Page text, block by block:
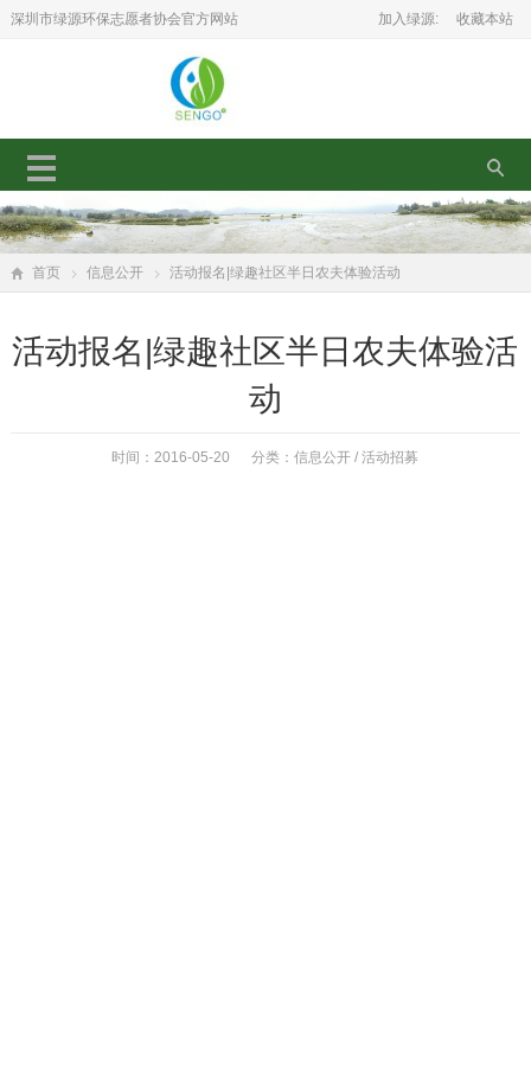
深圳市绿源环保志愿者协会官方网站 加入绿源: 收藏本站
首页 信息公开 活动报名|绿趣社区半日农夫体验活动
活动报名|绿趣社区半日农夫体验活
动
时间：2016-05-20 分类：信息公开 /活动招募